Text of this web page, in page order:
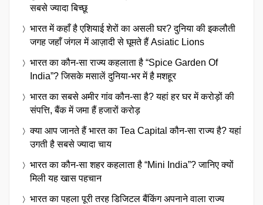
सबसे ज्यादा बिच्छू
भारत में कहाँ है एशियाई शेरों का असली घर? दुनिया की इकलौती
जगह जहाँ जंगल में आज़ादी से घूमते हैं Asiatic Lions
भारत का कौन-सा राज्य कहलाता है “Spice Garden Of
India”? जिसके मसालें दुनिया-भर में है मशहूर
भारत का सबसे अमीर गांव कौन-सा है? यहां हर घर में करोड़ों की
संपत्ति, बैंक में जमा हैं हजारों करोड़
क्या आप जानते हैं भारत का Tea Capital कौन-सा राज्य है? यहां
उगती है सबसे ज्यादा चाय
भारत का कौन-सा शहर कहलाता है “Mini India”? जानिए क्यों
मिली यह खास पहचान
भारत का पहला पूरी तरह डिजिटल बैंकिंग अपनाने वाला राज्य